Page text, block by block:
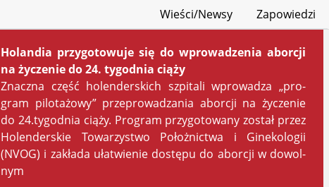
Wieści/Newsy Zapowiedzi
Holandia przygotowuje się do wprowadzenia aborcji
na życzenie do 24. tygodnia ciąży
Znacz­na część ho­len­der­skich szpi­ta­li wpro­wa­dza „pro­
gram pi­lo­ta­żo­wy” prze­pro­wa­dza­nia abor­cji na ży­cze­nie
do 24.tygodnia cią­ży. Pro­gram przy­go­to­wa­ny zo­stał przez
Ho­len­der­skie To­wa­rzy­stwo Po­łoż­nic­twa i Gi­ne­ko­lo­gii
(NVOG) i za­kła­da uła­twie­nie do­stę­pu do abor­cji w do­wol­
nym